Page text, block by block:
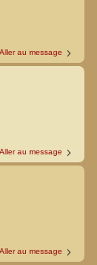
Aller au message
Aller au message
Aller au message